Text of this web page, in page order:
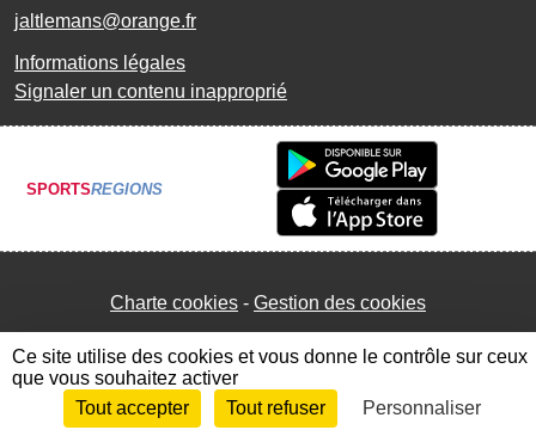
jaltlemans@orange.fr
Informations légales
Signaler un contenu inapproprié
SPORTSREGIONS
Charte cookies Gestion des cookies
Envie de participer ? Connexion
Ce site utilise des cookies et vous donne le contrôle sur ceux
que vous souhaitez activer
Tout accepter
Tout refuser Personnaliser